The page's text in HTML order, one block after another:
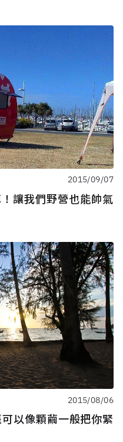
2015/09/07
讓我們野營也能帥氣
2015/08/06
以像顆繭一般把你緊